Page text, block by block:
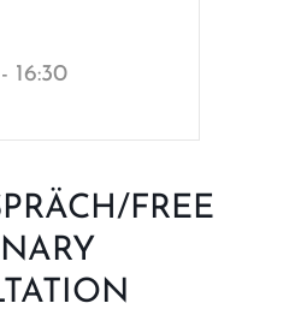
16:30
FREE